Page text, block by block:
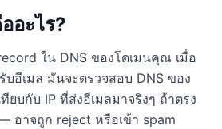
อะไร?
ใน DNS ของโดเมนคุณ เมื่อ
บอีเมล มันจะตรวจสอบ DNS ของ
ยบกับ IP ที่ส่งอีเมลมาจริงๆ ถ้าตรง
อาจถูก reject หรือเข้า spam